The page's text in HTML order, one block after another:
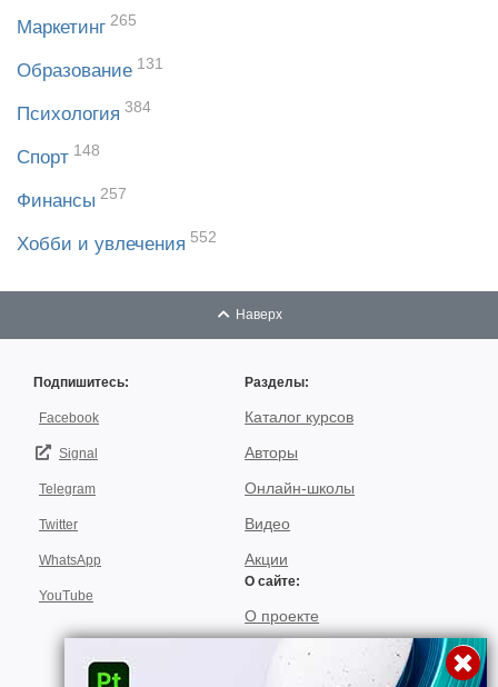
Маркетинг 265
Образование 131
Психология 384
Спорт 148
Финансы 257
Хобби и увлечения 552
Наверх
Подпишитесь:
Facebook
Signal
Telegram
Twitter
WhatsApp
YouTube
Разделы:
Каталог курсов
Авторы
Онлайн-школы
Видео
Акции
О сайте:
О проекте
Для авторов